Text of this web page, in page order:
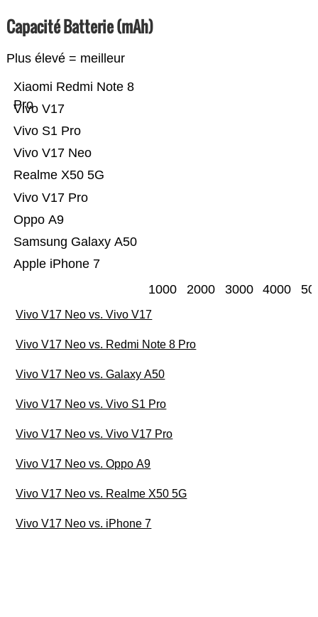
Capacité Batterie (mAh)
Plus élevé = meilleur
Apple iPhone 7
Samsung Galaxy A50
Oppo A9
Vivo V17 Pro
Realme X50 5G
Vivo V17 Neo
Vivo S1 Pro
Vivo V17
Xiaomi Redmi Note 8
Pro
1000 2000 3000 4000
Vivo V17 Neo vs. Vivo V17
Vivo V17 Neo vs. Redmi Note 8 Pro
Vivo V17 Neo vs. Galaxy A50
Vivo V17 Neo vs. Vivo S1 Pro
Vivo V17 Neo vs. Vivo V17 Pro
Vivo V17 Neo vs. Oppo A9
Vivo V17 Neo vs. Realme X50 5G
Vivo V17 Neo vs. iPhone 7